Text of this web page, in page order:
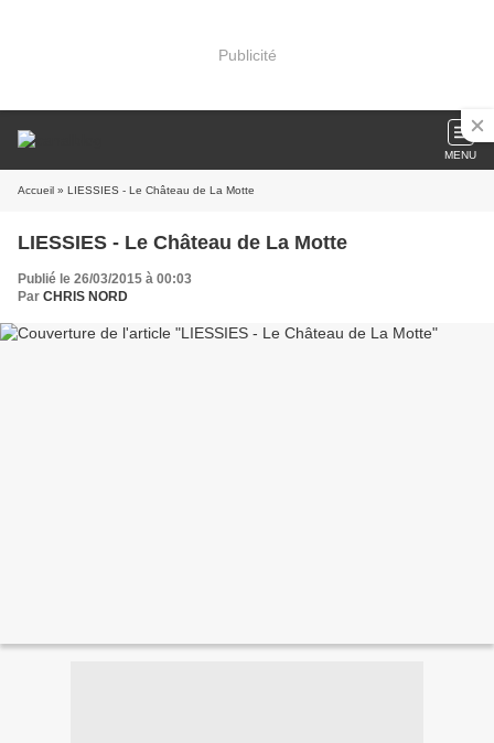
Publicité
MENU
Accueil » LIESSIES - Le Château de La Motte
LIESSIES - Le Château de La Motte
Publié le 26/03/2015 à 00:03
Par CHRIS NORD